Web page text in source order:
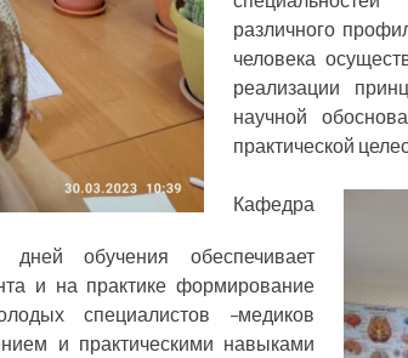
различного
человека
реализации
научной
практической
Кафедра
обучения обеспечивает
и на практике формирование
специалистов –медиков
и практическими навыками